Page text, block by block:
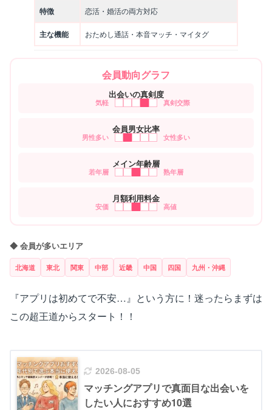
特徴 恋活・婚活の両方対応
主な機能 おためし通話・本音マッチ・マイタグ
会員動向グラフ
出会いの真剣度
気軽 真剣交際
会員男女比率
男性多い 女性多い
メイン年齢層
若年層 熟年層
月額利用料金
安価 高値
◆ 会員が多いエリア
北海道 東北 関東 中部 近畿 中国 四国 九州・沖縄
『アプリは初めてで不安…』という方に！迷ったらまずは
この超王道からスタート！！
2026-08-05
マッチングアプリで真面目な出会いを
したい人におすすめ10選